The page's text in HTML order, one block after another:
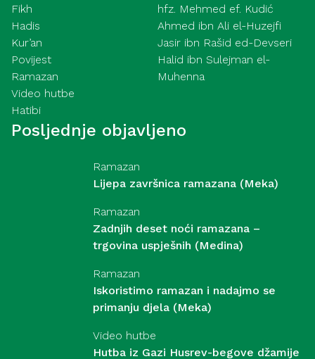
Fikh
Hadis
Kur’an
Povijest
Ramazan
Video hutbe
Hatibi
hfz. Mehmed ef. Kudić
Ahmed ibn Ali el-Huzejfi
Jasir ibn Rašid ed-Devseri
Halid ibn Sulejman el-
Muhenna
Posljednje objavljeno
Ramazan
Lijepa završnica ramazana (Meka)
Ramazan
Zadnjih deset noći ramazana –
trgovina uspješnih (Medina)
Ramazan
Iskoristimo ramazan i nadajmo se
primanju djela (Meka)
Video hutbe
Hutba iz Gazi Husrev-begove džamije